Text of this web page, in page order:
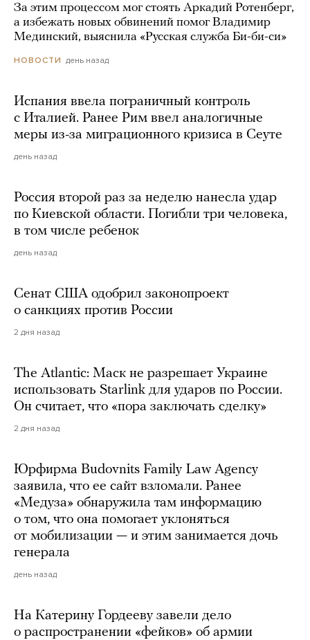
За этим процессом мог стоять Аркадий Ротенберг,
а избежать новых обвинений помог Владимир
Мединский, выяснила «Русская служба Би-би-си»
НОВОСТИ день назад
Испания ввела пограничный контроль
с Италией. Ранее Рим ввел аналогичные
меры из-за миграционного кризиса в Сеуте
день назад
Россия второй раз за неделю нанесла удар
по Киевской области. Погибли три человека,
в том числе ребенок
день назад
Сенат США одобрил законопроект
о санкциях против России
2 дня назад
The Atlantic: Маск не разрешает Украине
использовать Starlink для ударов по России.
Он считает, что «пора заключать сделку»
2 дня назад
Юрфирма Budovnits Family Law Agency
заявила, что ее сайт взломали. Ранее
«Медуза» обнаружила там информацию
о том, что она помогает уклоняться
от мобилизации — и этим занимается дочь
генерала
день назад
На Катерину Гордееву завели дело
о распространении «фейков» об армии